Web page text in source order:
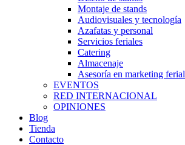
Montaje de stands
Audiovisuales y tecnología
Azafatas y personal
Servicios feriales
Catering
Almacenaje
Asesoría en marketing ferial
EVENTOS
RED INTERNACIONAL
OPINIONES
Blog
Tienda
Contacto